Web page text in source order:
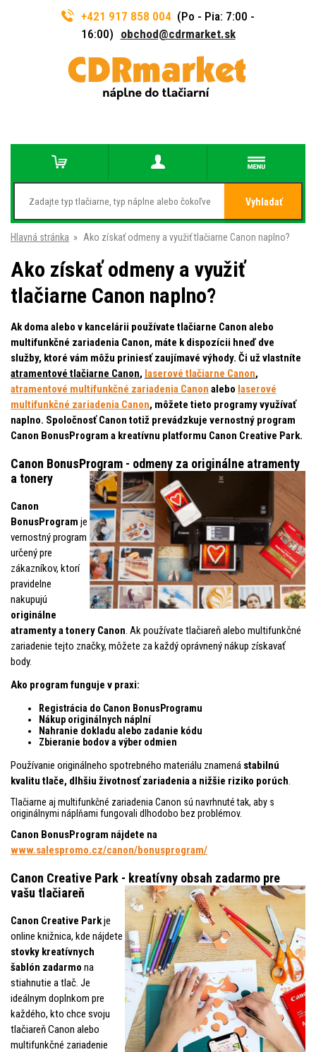
+421 917 858 004 (Po - Pia: 7:00 -
16:00) obchod@cdrmarket.sk
Vyhladať
Hlavná stránka » Ako získať odmeny a využiť tlačiarne Canon naplno?
Ako získať odmeny a využiť
tlačiarne Canon naplno?
Ak doma alebo v kancelárii používate tlačiarne Canon alebo
multifunkčné zariadenia Canon, máte k dispozícii hneď dve
služby, ktoré vám môžu priniesť zaujímavé výhody. Či už vlastníte
atramentové tlačiarne Canon, laserové tlačiarne Canon,
atramentové multifunkčné zariadenia Canon alebo laserové
multifunkčné zariadenia Canon, môžete tieto programy využívať
naplno. Spoločnosť Canon totiž prevádzkuje vernostný program
Canon BonusProgram a kreatívnu platformu Canon Creative Park.
Canon BonusProgram - odmeny za originálne atramenty
a tonery
Canon
BonusProgram je
vernostný program
určený pre
zákazníkov, ktorí
pravidelne
nakupujú
originálne
atramenty a tonery Canon. Ak používate tlačiareň alebo multifunkčné
zariadenie tejto značky, môžete za každý oprávnený nákup získavať
body.
Ako program funguje v praxi:
Registrácia do Canon BonusProgramu
Nákup originálnych náplní
Nahranie dokladu alebo zadanie kódu
Zbieranie bodov a výber odmien
Používanie originálneho spotrebného materiálu znamená stabilnú
kvalitu tlače, dlhšiu životnosť zariadenia a nižšie riziko porúch.
Tlačiarne aj multifunkčné zariadenia Canon sú navrhnuté tak, aby s
originálnymi náplňami fungovali dlhodobo bez problémov.
Canon BonusProgram nájdete na
www.salespromo.cz/canon/bonusprogram/
Canon Creative Park - kreatívny obsah zadarmo pre
vašu tlačiareň
Canon Creative Parkje
online knižnica, kde nájdete
stovky kreatívnych
šablón zadarmo na
stiahnutie a tlač. Je
ideálnym doplnkom pre
každého, kto chce svoju
tlačiareň Canon alebo
multifunkčné zariadenie